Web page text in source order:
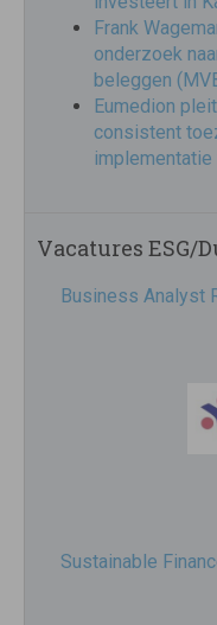
Frank
onderzoek
beleggen
Eumedion
consistent
implementatie
Vacatures ESG/
Business Analyst
Sustainable